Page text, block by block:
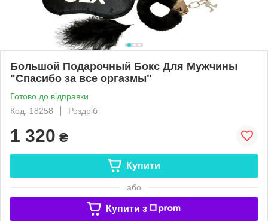
Большой Подарочный Бокс Для Мужчины
"Спасибо за все оргазмы"
Готово до відправки
Код: 18258
Роздріб
1 320 ₴
Купити
або
Купити з